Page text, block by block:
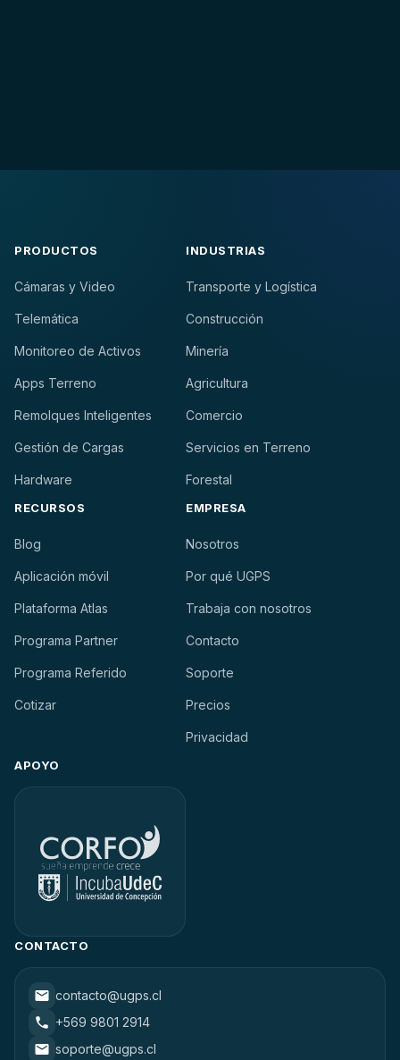
PRODUCTOS
Cámaras y Video
Telemática
Monitoreo de Activos
Apps Terreno
Remolques Inteligentes
Gestión de Cargas
Hardware
INDUSTRIAS
Transporte y Logística
Construcción
Minería
Agricultura
Comercio
Servicios en Terreno
Forestal
RECURSOS
Blog
Aplicación móvil
Plataforma Atlas
Programa Partner
Programa Referido
Cotizar
EMPRESA
Nosotros
Por qué UGPS
Trabaja con nosotros
Contacto
Soporte
Precios
Privacidad
APOYO
CONTACTO
contacto@ugps.cl
+569 9801 2914
soporte@ugps.cl